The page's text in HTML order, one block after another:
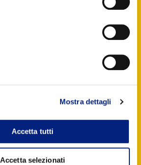
Mostra dettagli
Accetta tutti
Accetta selezionati